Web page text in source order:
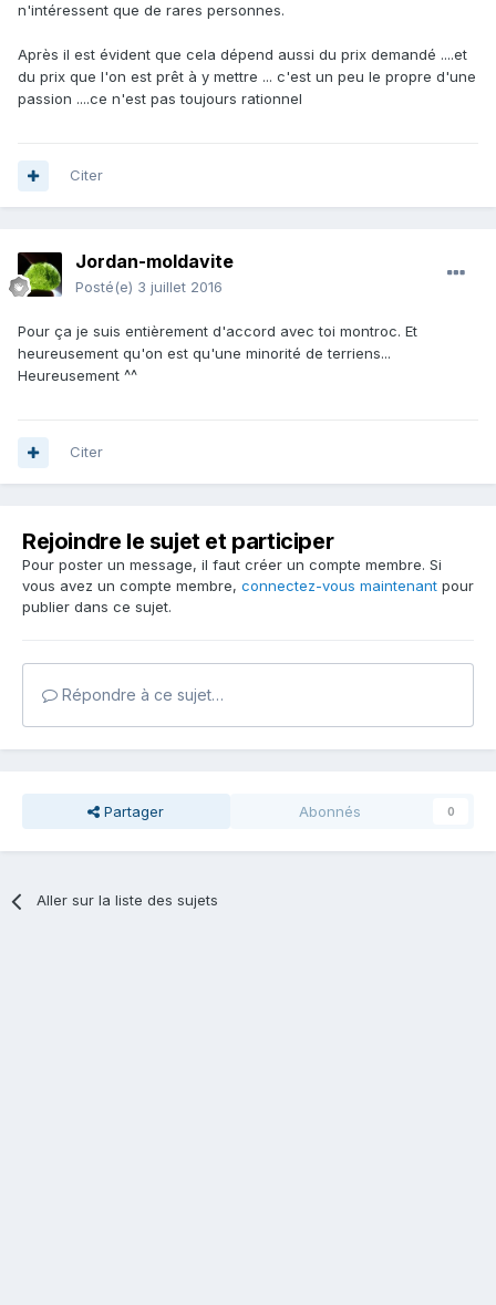
n'intéressent que de rares personnes.
Après il est évident que cela dépend aussi du prix demandé ....et
du prix que l'on est prêt à y mettre ... c'est un peu le propre d'une
passion ....ce n'est pas toujours rationnel
Citer
Jordan-moldavite
Posté(e) 3 juillet 2016
Pour ça je suis entièrement d'accord avec toi montroc. Et
heureusement qu'on est qu'une minorité de terriens...
Heureusement ^^
Citer
Rejoindre le sujet et participer
Pour poster un message, il faut créer un compte membre. Si
vous avez un compte membre, connectez-vous maintenant pour
publier dans ce sujet.
Répondre à ce sujet…
Partager Abonnés 0
Aller sur la liste des sujets